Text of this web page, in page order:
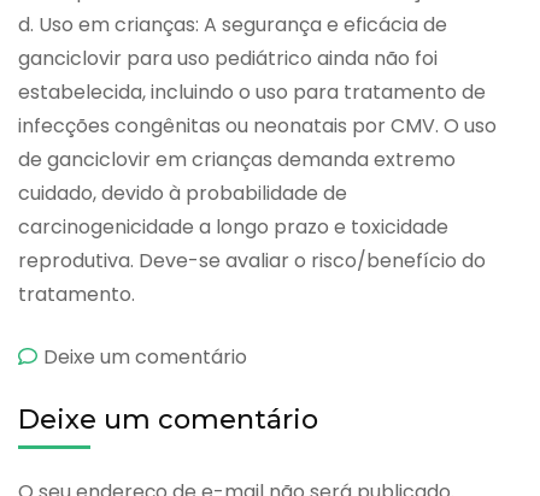
d. Uso em crianças: A segurança e eficácia de
ganciclovir para uso pediátrico ainda não foi
estabelecida, incluindo o uso para tratamento de
infecções congênitas ou neonatais por CMV. O uso
de ganciclovir em crianças demanda extremo
cuidado, devido à probabilidade de
carcinogenicidade a longo prazo e toxicidade
reprodutiva. Deve-se avaliar o risco/benefício do
tratamento.
Deixe um comentário
Deixe um comentário